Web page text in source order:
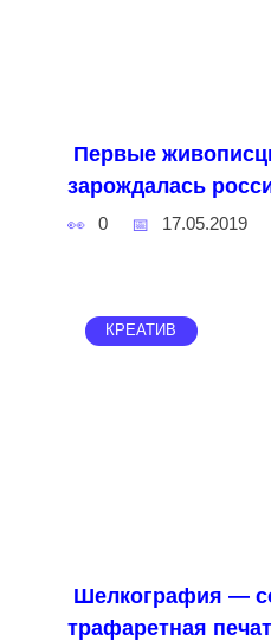
Первые
зарождалась
0 17.05.2019
КРЕАТИВ
Шелкография —
трафаретная